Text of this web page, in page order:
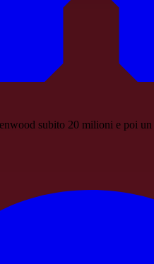
subito 20 milioni e poi un